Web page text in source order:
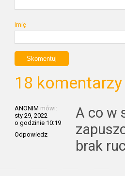
Imię
18 komentarzy
ANONIM mówi:
sty 29, 2022
o godzinie 10:19
Odpowiedz
A co w
brak